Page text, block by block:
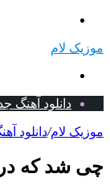
موزیک لام
دانلود آهنگ
موزیک لام/دانلود
چی شد که